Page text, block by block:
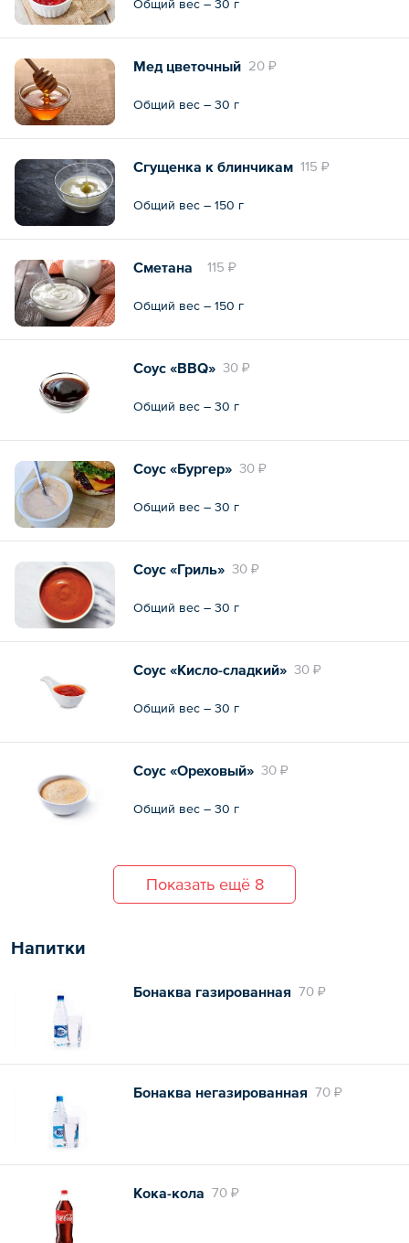
Общий вес – 30 г
20 ₽
Мед цветочный
Общий вес – 30 г
115 ₽
Сгущенка к блинчикам
Общий вес – 150 г
115 ₽
Сметана
Общий вес – 150 г
30 ₽
Соус «BBQ»
Общий вес – 30 г
30 ₽
Соус «Бургер»
Общий вес – 30 г
30 ₽
Соус «Гриль»
Общий вес – 30 г
30 ₽
Соус «Кисло-сладкий»
Общий вес – 30 г
30 ₽
Соус «Ореховый»
Общий вес – 30 г
Показать ещё 8
Напитки
70 ₽
Бонаква газированная
70 ₽
Бонаква негазированная
70 ₽
Кока-кола